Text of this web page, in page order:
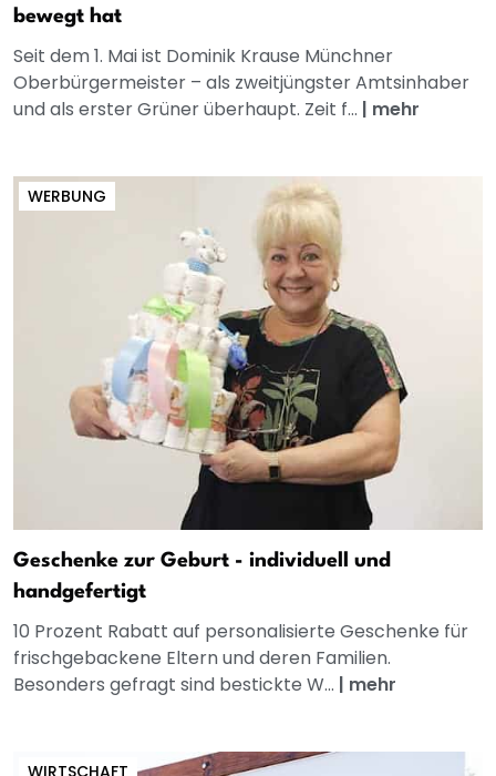
bewegt hat
Seit dem 1. Mai ist Dominik Krause Münchner
Oberbürgermeister – als zweitjüngster Amtsinhaber
und als erster Grüner überhaupt. Zeit f... | mehr
WERBUNG
Geschenke zur Geburt - individuell und
handgefertigt
10 Prozent Rabatt auf personalisierte Geschenke für
frischgebackene Eltern und deren Familien.
Besonders gefragt sind bestickte W... | mehr